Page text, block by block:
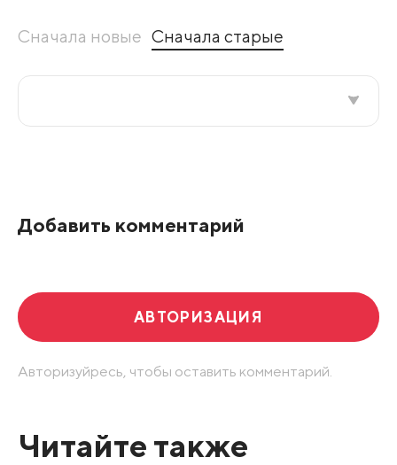
Сначала новые Сначала старые
Добавить комментарий
АВТОРИЗАЦИЯ
Авторизуйресь, чтобы оставить комментарий.
Читайте также